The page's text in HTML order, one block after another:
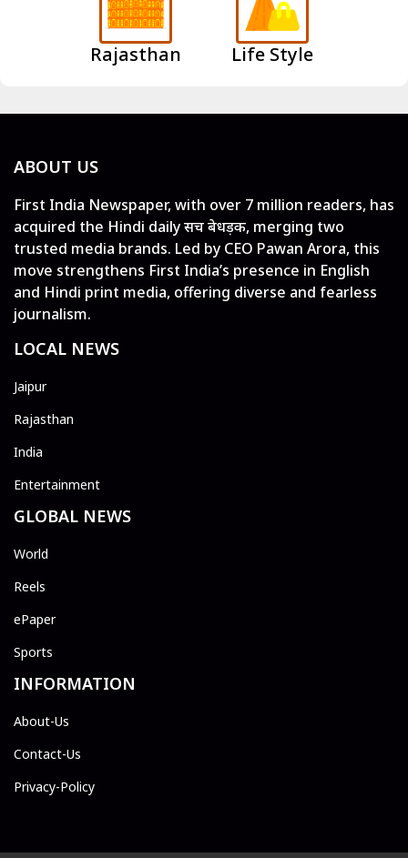
Rajasthan Life Style
ABOUT US
First India Newspaper, with over 7 million readers, has
acquired the Hindi daily सच बेधड़क, merging two
trusted media brands. Led by CEO Pawan Arora, this
move strengthens First India’s presence in English
and Hindi print media, offering diverse and fearless
journalism.
LOCAL NEWS
Jaipur
Rajasthan
India
Entertainment
GLOBAL NEWS
World
Reels
ePaper
Sports
INFORMATION
About-Us
Contact-Us
Privacy-Policy